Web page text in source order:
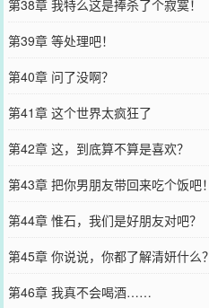
第38章 我特么这是捧杀了个寂寞！
第39章 等处理吧！
第40章 问了没啊？
第41章 这个世界太疯狂了
第42章 这，到底算不算是喜欢？
第43章 把你男朋友带回来吃个饭吧！
第44章 惟石，我们是好朋友对吧？
第45章 你说说，你都了解清妍什么？
第46章 我真不会喝酒……